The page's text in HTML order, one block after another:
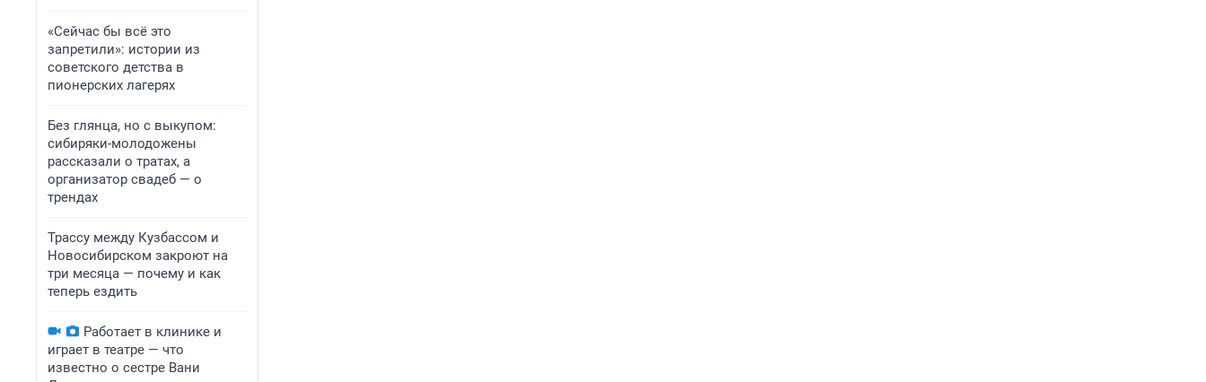
«Сейчас бы всё это
запретили»: истории из
советского детства в
пионерских лагерях
Без глянца, но с выкупом:
сибиряки-молодожены
рассказали о тратах, а
организатор свадеб — о
трендах
Трассу между Кузбассом и
Новосибирском закроют на
три месяца — почему и как
теперь ездить
Работает в клинике и
играет в театре — что
известно о сестре Вани